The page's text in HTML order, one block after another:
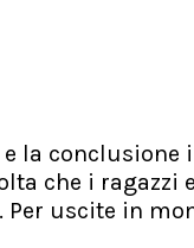
la
che i ragazzi
Per uscite in